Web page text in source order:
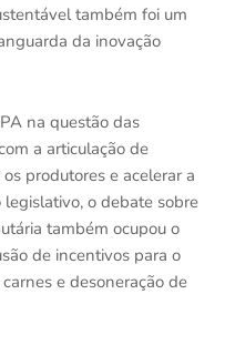
também foi um
da inovação
na questão das
a articulação de
produtores e acelerar a
o debate sobre
também ocupou o
de incentivos para o
e desoneração de